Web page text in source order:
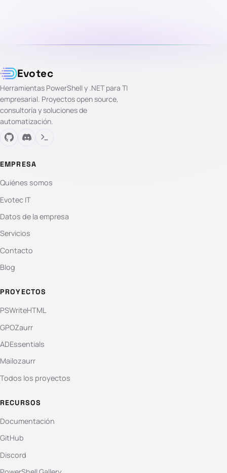
Evotec
Herramientas PowerShell y .NET para TI
empresarial. Proyectos open source,
consultoría y soluciones de
automatización.
EMPRESA
Quiénes somos
Evotec IT
Datos de la empresa
Servicios
Contacto
Blog
PROYECTOS
PSWriteHTML
GPOZaurr
ADEssentials
Mailozaurr
Todos los proyectos
RECURSOS
Documentación
GitHub
Discord